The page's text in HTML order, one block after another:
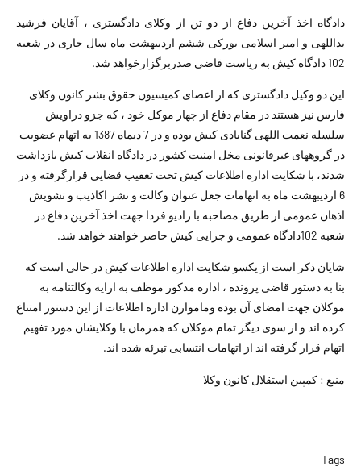
دادگاه اخذ آخرین دفاع از دو تن از وکلای دادگستری ، آقایان فرشید
یداللهی و امیر اسلامی بورکی ششم اردیبهشت ماه سال جاری در شعبه
102 دادگاه کیش به ریاست قاضی صدربرگزارخواهد شد.
این دو وکیل دادگستری که از اعضای کمیسیون حقوق بشر کانون وکلای
فارس نیز هستند در مقام دفاع از چهار موکل خود ، که جزو دراویش
سلسله نعمت اللهی گنابادی کیش بوده و در 7 دیماه 1387 به اتهام عضویت
در گروههای غیرقانونی مخل امنیت کشور در دادگاه انقلاب کیش بازداشت
شدند، با شکایت اداره اطلاعات کیش تحت تعقیب قضایی قرارگرفته و در
6 اردیبهشت ماه به اتهامات جعل عنوان وکالت و نشر اکاذیب و تشویش
اذهان عمومی از طریق مصاحبه با رادیو فردا جهت اخذ آخرین دفاع در
شعبه 102دادگاه عمومی و جزایی کیش حاضر خواهند خواهد شد.
شایان ذکر است از یکسو شکایت اداره اطلاعات کیش در حالی است که
بنا به دستور قاضی پرونده ، اداره مذکور موظف به ارایه وکالتنامه به
موکلان جهت امضای آن بوده وماموارن اداره اطلاعات از این دستور امتناع
کرده اند و از سوی دیگر تمام موکلان که همزمان با وکلایشان مورد تفهیم
اتهام قرار گرفته اند از اتهامات انتسابی تبرئه شده اند.
منبع : کمپین استقلال کانون وکلا
Tags